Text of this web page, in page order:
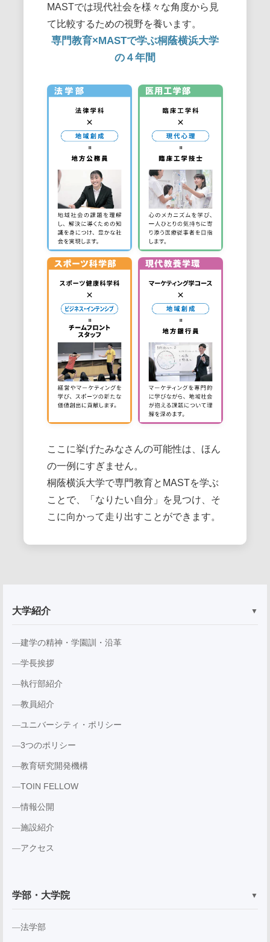
MASTでは現代社会を様々な角度から見
て比較するための視野を養います。
専門教育×MASTで学ぶ桐蔭横浜大学
の４年間
ここに挙げたみなさんの可能性は、ほん
の一例にすぎません。
桐蔭横浜大学で専門教育とMASTを学ぶ
ことで、「なりたい自分」を見つけ、そ
こに向かって走り出すことができます。
大学紹介 ▼
建学の精神・学園訓・沿革
学長挨拶
執行部紹介
教員紹介
ユニバーシティ・ポリシー
3つのポリシー
教育研究開発機構
TOIN FELLOW
情報公開
施設紹介
アクセス
学部・大学院 ▼
法学部